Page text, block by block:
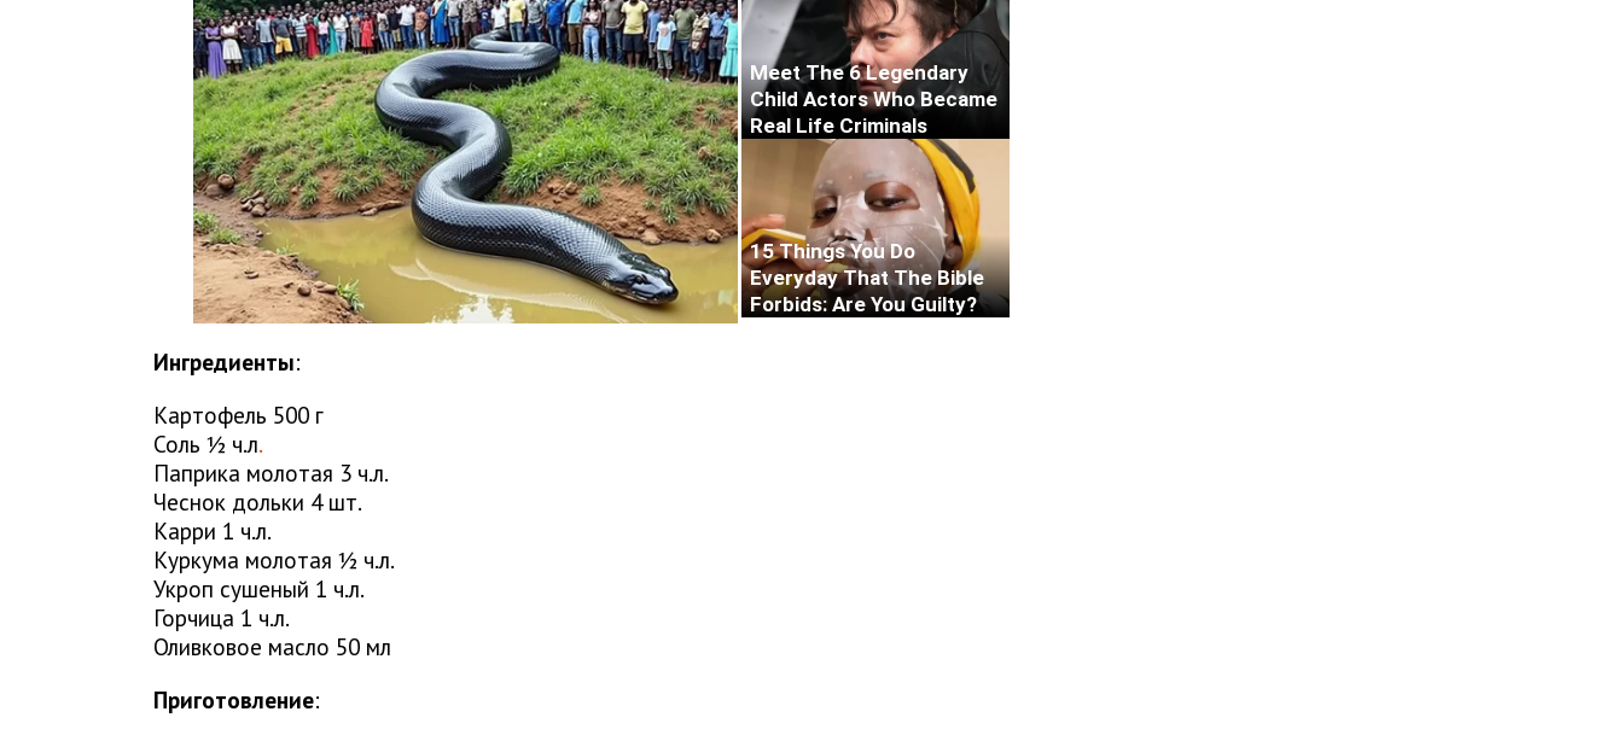
Ингредиенты:
Картофель 500 г
Соль ½ ч.л.
Паприка молотая 3 ч.л.
Чеснок дольки 4 шт.
Карри 1 ч.л.
Куркума молотая ½ ч.л.
Укроп сушеный 1 ч.л.
Горчица 1 ч.л.
Оливковое масло 50 мл
Приготовление: